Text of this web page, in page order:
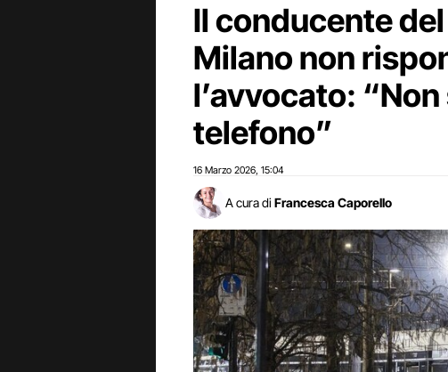
Il conducente
Milano non
l’avvocato:
telefono”
16 Marzo 2026 15:04
A cura di Francesca Caporello